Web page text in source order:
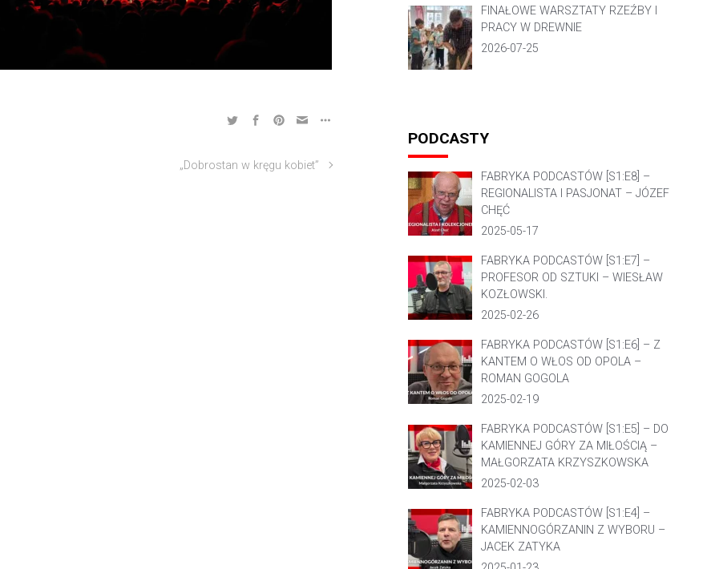
„Dobrostan w kręgu kobiet”
FINAŁOWE WARSZTATY RZEŹBY I
PRACY W DREWNIE
2026-07-25
PODCASTY
FABRYKA PODCASTÓW [S1:E8] –
REGIONALISTA I PASJONAT – JÓZEF
CHĘĆ
2025-05-17
FABRYKA PODCASTÓW [S1:E7] –
PROFESOR OD SZTUKI – WIESŁAW
KOZŁOWSKI.
2025-02-26
FABRYKA PODCASTÓW [S1:E6] – Z
KANTEM O WŁOS OD OPOLA –
ROMAN GOGOLA
2025-02-19
FABRYKA PODCASTÓW [S1:E5] – DO
KAMIENNEJ GÓRY ZA MIŁOŚCIĄ –
MAŁGORZATA KRZYSZKOWSKA
2025-02-03
FABRYKA PODCASTÓW [S1:E4] –
KAMIENNOGÓRZANIN Z WYBORU –
JACEK ZATYKA